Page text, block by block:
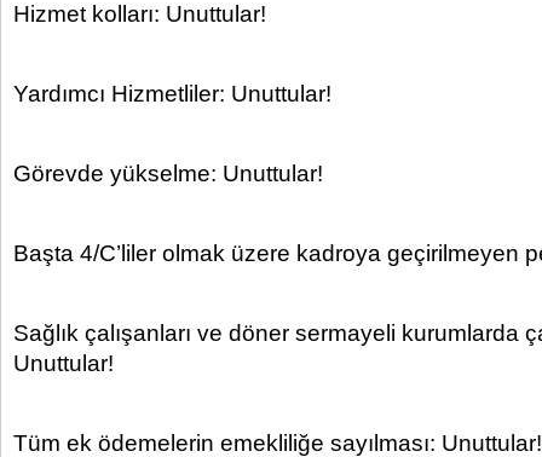
Hizmet kolları: Unuttular!
Yardımcı Hizmetliler: Unuttular!
Görevde yükselme: Unuttular!
Başta 4/C’liler olmak üzere kadroya geçirilmeyen
Sağlık çalışanları ve döner sermayeli kurumlarda
Unuttular!
Tüm ek ödemelerin emekliliğe sayılması: Unuttular!